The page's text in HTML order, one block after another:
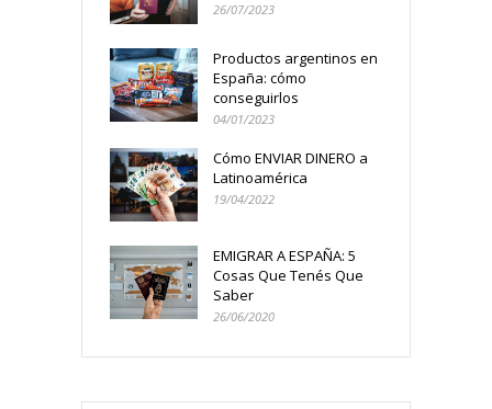
26/07/2023
Productos argentinos en
España: cómo
conseguirlos
04/01/2023
Cómo ENVIAR DINERO a
Latinoamérica
19/04/2022
EMIGRAR A ESPAÑA: 5
Cosas Que Tenés Que
Saber
26/06/2020